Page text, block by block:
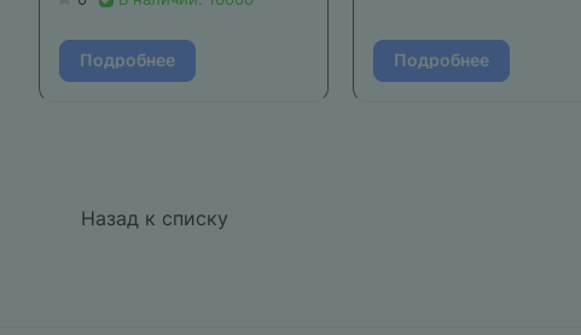
Подробнее Подробнее
Назад к списку